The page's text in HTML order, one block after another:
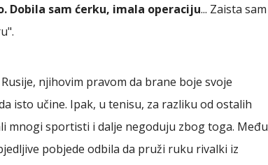
Dobila sam ćerku, imala operaciju... Zaista sam
njihovim pravom da brane boje svoje
isto učine. Ipak, u tenisu, za razliku od ostalih
mnogi sportisti i dalje negoduju zbog toga. Među
pobjede odbila da pruži ruku rivalki iz